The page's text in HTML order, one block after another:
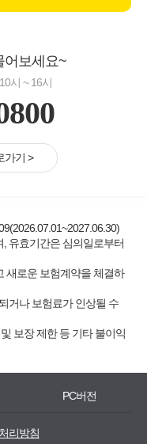
어보세요~
시 ~ 16시
가기 >
유효기간은 심의일로부터
새로운 보험계약을 체결하
거나 보험료가 인상될 수
보장 제한 등 기타 불이익
PC버전
리방침